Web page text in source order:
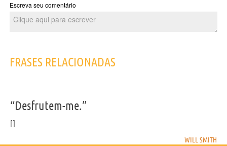
Escreva seu comentário
FRASES RELACIONADAS
“Desfrutem-me.”
WILL SMITH